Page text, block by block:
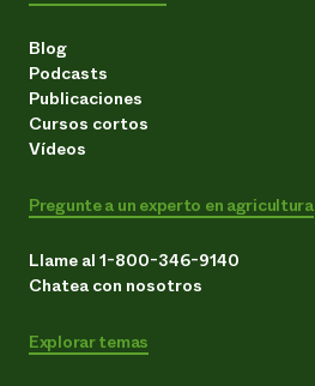
Blog
Podcasts
Publicaciones
Cursos cortos
Vídeos
Pregunte a un experto en agricultura
Llame al 1-800-346-9140
Chatea con nosotros
Explorar temas